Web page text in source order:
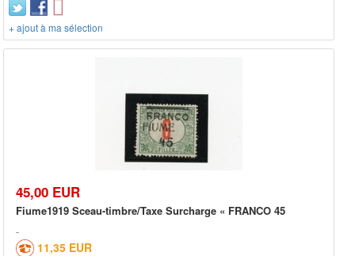
+ ajout à ma sélection
45,00 EUR
Fiume1919 Sceau-timbre/Taxe Surcharge « FRANCO 45
11,35 EUR